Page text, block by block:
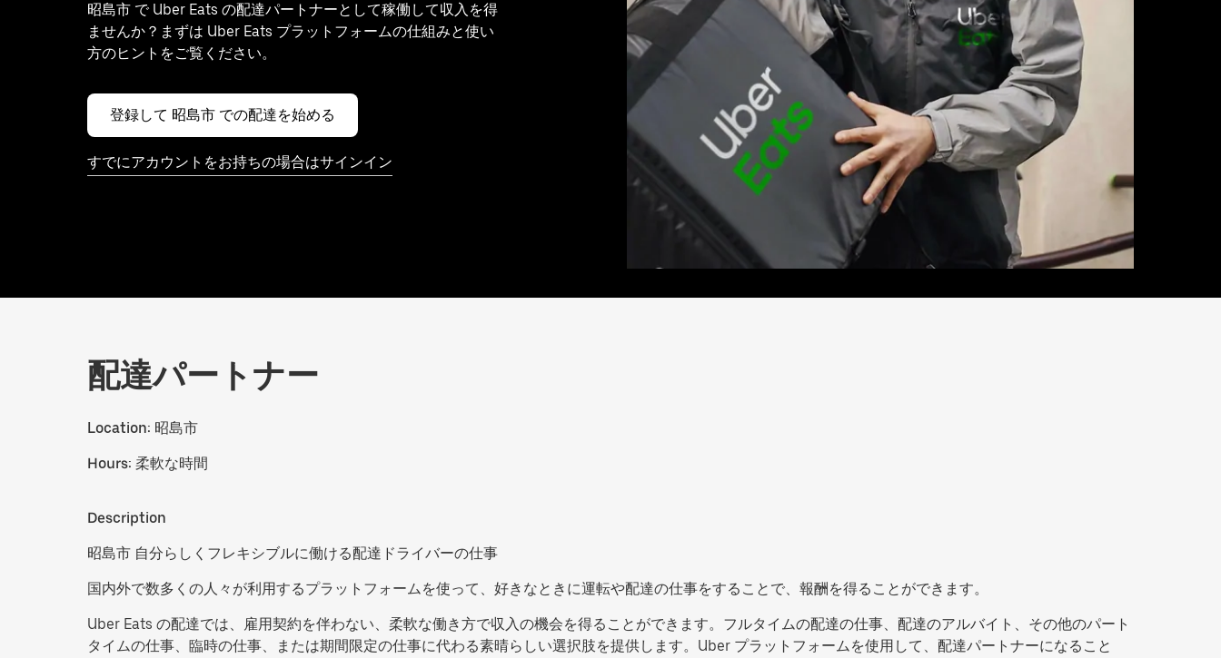
昭島市 で Uber Eats の配達パートナーとして稼働して収入を得
ませんか？まずは Uber Eats プラットフォームの仕組みと使い
方のヒントをご覧ください。
登録して 昭島市 での配達を始める
すでにアカウントをお持ちの場合はサインイン
配達パートナー
Location: 昭島市
Hours: 柔軟な時間
Description
昭島市 自分らしくフレキシブルに働ける配達ドライバーの仕事
国内外で数多くの人々が利用するプラットフォームを使って、好きなときに運転や配達の仕事をすることで、報酬を得ることができます。
Uber Eats の配達では、雇用契約を伴わない、柔軟な働き方で収入の機会を得ることができます。フルタイムの配達の仕事、配達のアルバイト、その他のパート
タイムの仕事、臨時の仕事、または期間限定の仕事に代わる素晴らしい選択肢を提供します。Uber プラットフォームを使用して、配達パートナーになること